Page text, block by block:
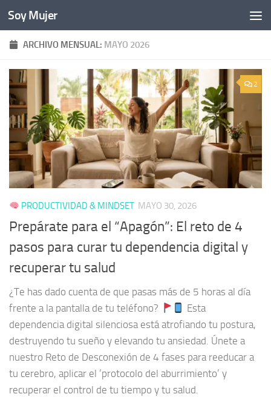
Bajo el contenido
Soy Mujer
ARCHIVO MENSUAL: MAYO 2026
2
PRODUCTIVIDAD & MINDSET MAYO 30, 2026
Prepárate para el “Apagón”: El reto de 4
pasos para curar tu dependencia digital y
recuperar tu salud
¿Te has dado cuenta de que pasas más de 5 horas al día
frente a la pantalla de tu teléfono?
Esta
dependencia digital silenciosa está atrofiando tu postura,
destruyendo tu sueño y elevando tu ansiedad. Únete a
nuestro Reto de Desconexión de 4 fases para reeducar a
tu cerebro, aplicar el ‘protocolo del aburrimiento’ y
recuperar el control de tu tiempo y tu salud.